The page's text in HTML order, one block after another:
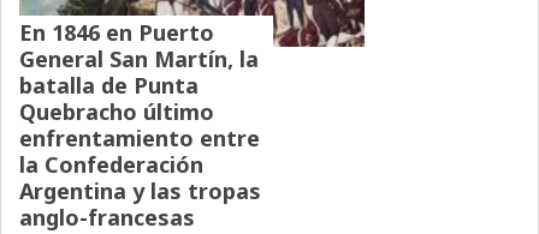
En 1846 en Puerto
General San Martín, la
batalla de Punta
Quebracho último
enfrentamiento entre
la Confederación
Argentina y las tropas
anglo-francesas